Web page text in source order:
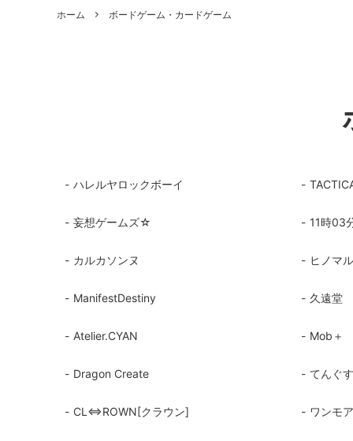
限定品
レーション・災害備蓄用品 エアガ
フィールドチケット
ホーム ボードゲーム・カードゲーム
ハレルヤロックボーイ
妄想ゲームズ☆ 11時03
カルカソンヌ ヒノマ
ManifestDestiny 久遠堂
Atelier.CYAN Mob＋
Dragon Create てんぐ
CL⇔ROWN[クラウン] ワンモ